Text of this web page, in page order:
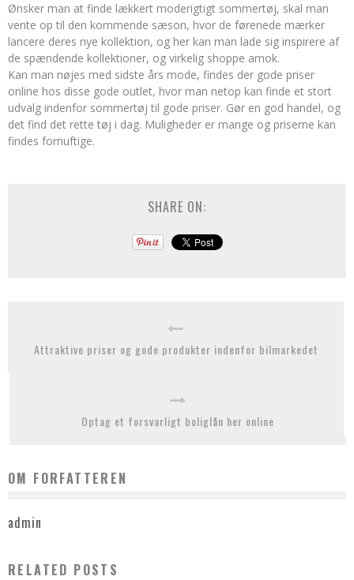
Ønsker man at finde lækkert moderigtigt sommertøj, skal man
vente op til den kommende sæson, hvor de førenede mærker
lancere deres nye kollektion, og her kan man lade sig inspirere af
de spændende kollektioner, og virkelig shoppe amok.
Kan man nøjes med sidste års mode, findes der gode priser
online hos disse gode outlet, hvor man netop kan finde et stort
udvalg indenfor sommertøj til gode priser. Gør en god handel, og
det find det rette tøj i dag. Muligheder er mange og priserne kan
findes fornuftige.
SHARE ON:
Attraktive priser og gode produkter indenfor bilmarkedet
Optag et forsvarligt boliglån her online
OM FORFATTEREN
admin
RELATED POSTS